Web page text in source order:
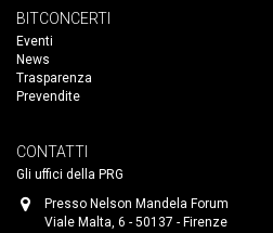
BITCONCERTI
Eventi
News
Trasparenza
Prevendite
CONTATTI
Gli uffici della PRG
Presso Nelson Mandela Forum
Viale Malta, 6 - 50137 - Firenze